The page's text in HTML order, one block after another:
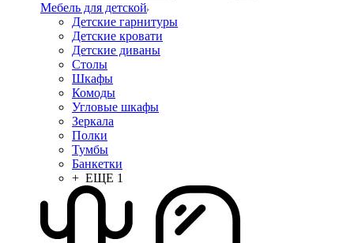
Мебель для детской
Детские гарнитуры
Детские кровати
Детские диваны
Столы
Шкафы
Комоды
Угловые шкафы
Зеркала
Полки
Тумбы
Банкетки
+ ЕЩЕ 1